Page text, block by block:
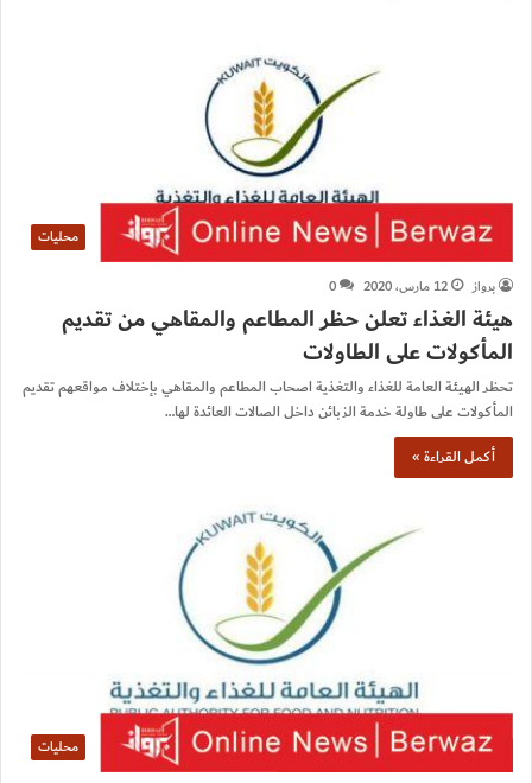
محليات
برواز
12 مارس، 2020 0
هيئة الغذاء تعلن حظر المطاعم والمقاهي من تقديم
المأكولات على الطاولات
تحظر الهيئة العامة للغذاء والتغذية اصحاب المطاعم والمقاهي بإختلاف مواقعهم تقديم
المأكولات على طاولة خدمة الزبائن داخل الصالات العائدة لها…
أكمل القراءة »
محليات